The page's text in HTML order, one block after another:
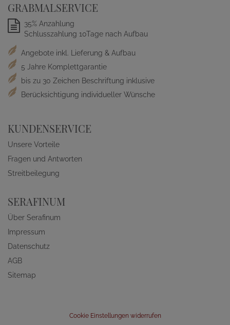
GRABMALSERVICE
35% Anzahlung
Schlusszahlung 10Tage nach Aufbau
Angebote inkl. Lieferung & Aufbau
5 Jahre Komplettgarantie
bis zu 30 Zeichen Beschriftung inklusive
Berücksichtigung individueller Wünsche
KUNDENSERVICE
Unsere Vorteile
Fragen und Antworten
Streitbeilegung
SERAFINUM
Über Serafinum
Impressum
Datenschutz
AGB
Sitemap
Cookie Einstellungen widerrufen